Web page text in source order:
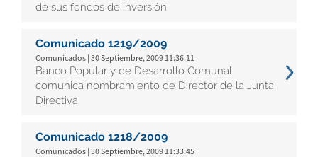
de sus fondos de inversión
Comunicado 1219/2009
Comunicados | 30 Septiembre, 2009 11:36:11
Banco Popular y de Desarrollo Comunal
comunica nombramiento de Director de la Junta
Directiva
Comunicado 1218/2009
Comunicados | 30 Septiembre, 2009 11:33:45